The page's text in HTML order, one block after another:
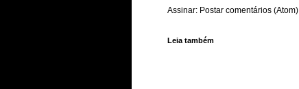
Assinar: Postar comentários (Atom)
Leia também